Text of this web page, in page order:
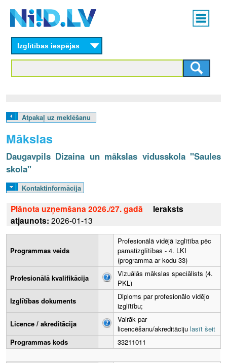
content
Main
menu
L
V
Izglītības iespējas
Atpakaļ uz meklēšanu
Mākslas
Daugavpils Dizaina un mākslas vidusskola "Saules
skola"
Kontaktinformācija
Plānota uzņemšana 2026./27. gadā
Ieraksts
atjaunots: 2026-01-13
Programmas veids
Profesionālā vidējā izglītība pēc
pamatizglītības - 4. LKI
(programma ar kodu 33)
Profesionālā kvalifikācija
Vizuālās mākslas speciālists (4.
PKL)
Izglītības dokuments
Diploms par profesionālo vidējo
izglītību;
Licence / akreditācija
Vairāk par
licencēšanu/akreditāciju lasīt šeit
Programmas kods
33211011